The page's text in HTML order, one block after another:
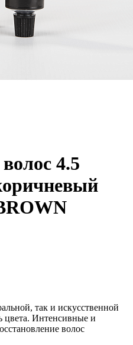
4.5
так и искусственной
цвета. Интенсивные и
волос